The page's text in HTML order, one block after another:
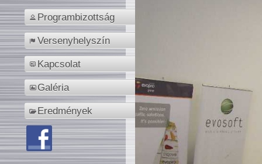
Programbizottság
Versenyhelyszín
Kapcsolat
Galéria
Eredmények